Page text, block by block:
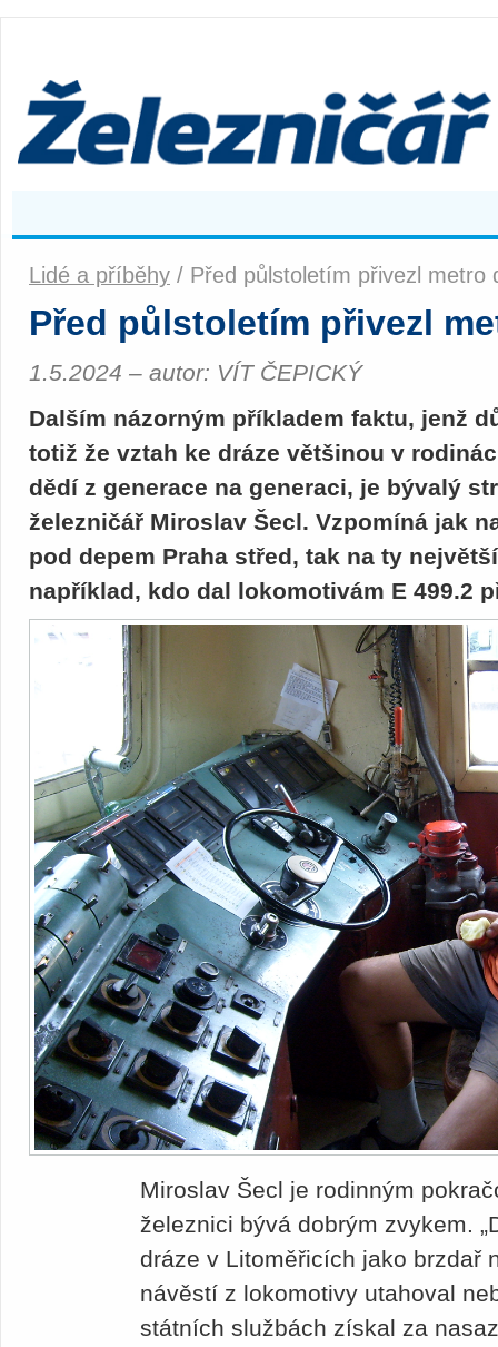
Lidé a příběhy / Před půlstoletím přivezl metro
Před půlstoletím přivezl
1.5.2024 – autor: VÍT ČEPICKÝ
Dalším názorným příkladem faktu, jenž
totiž že vztah ke dráze většinou v
dědí z generace na generaci, je bývalý
železničář Miroslav Šecl. Vzpomíná jak
pod depem Praha střed, tak na ty
například, kdo dal lokomotivám E 499.2
Miroslav Šecl je rodinným
železnici bývá dobrým zvykem.
dráze v Litoměřicích jako brzdař
návěstí z lokomotivy utahoval
státních službách získal za